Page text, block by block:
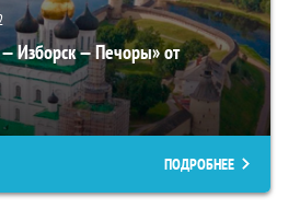
Изборск — Печоры» от
ПОДРОБНЕЕ